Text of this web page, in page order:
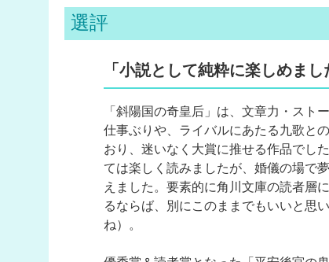
選評
「小説として純粋に楽しめま
「斜陽国の奇皇后」は、文章力・ス
仕事ぶりや、ライバルにあたる九歌と
おり、迷いなく大賞に推せる作品でし
ては楽しく読みましたが、婚儀の場で
えました。要素的に角川文庫の読者層
るならば、別にこのままでもいいと思
ね）。